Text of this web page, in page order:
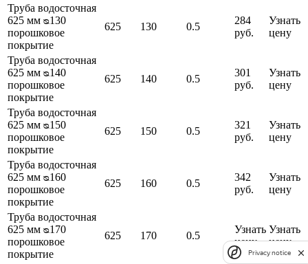
Труба водосточная
625 мм ᴓ130
порошковое
покрытие
625 130 0.5
284
руб.
Узнать
цену
Труба водосточная
625 мм ᴓ140
порошковое
покрытие
625 140 0.5
301
руб.
Узнать
цену
Труба водосточная
625 мм ᴓ150
порошковое
покрытие
625 150 0.5
321
руб.
Узнать
цену
Труба водосточная
625 мм ᴓ160
порошковое
покрытие
625 160 0.5
342
руб.
Узнать
цену
Труба водосточная
625 мм ᴓ170
порошковое
покрытие
625 170 0.5
Узнать
цену
Узнать
цену
Privacy notice